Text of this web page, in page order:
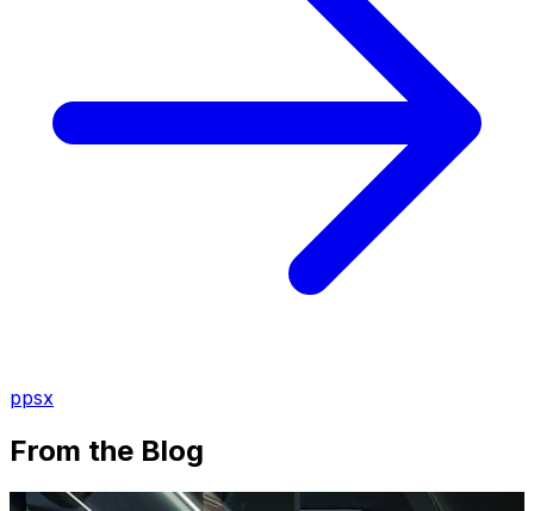
ppsx
From the Blog